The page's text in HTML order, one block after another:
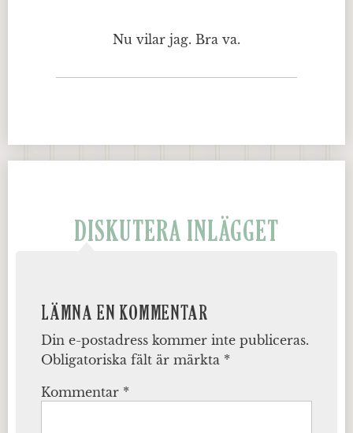
Nu vilar jag. Bra va.
DISKUTERA INLÄGGET
LÄMNA EN KOMMENTAR
Din e-postadress kommer inte publiceras.
Obligatoriska fält är märkta *
Kommentar *